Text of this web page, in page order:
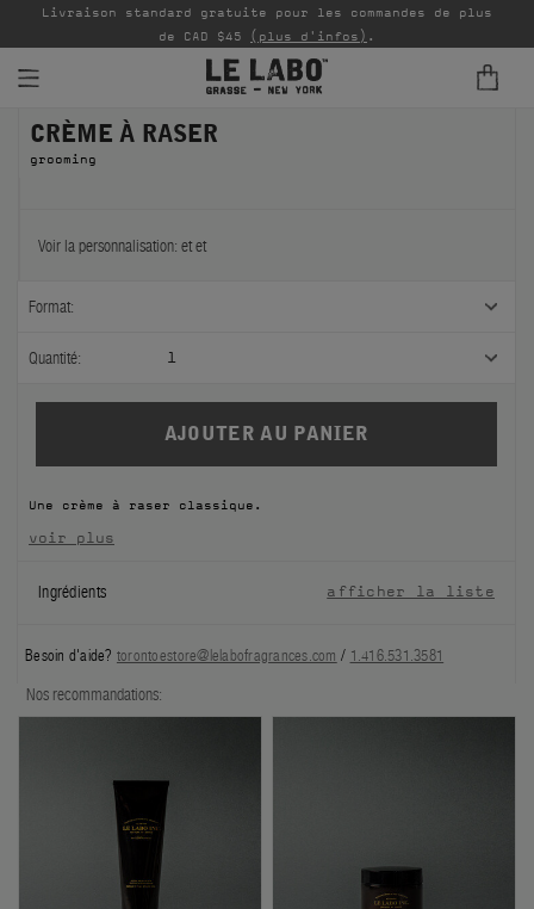
PARFUMS
INTÉRIEUR
BODY — HAIR — FACE
GROOMING
ODDITIES
ÉCHANTILLONS
Panier(0)
Livraison standard gratuite pour les commandes de plus
de CAD $45 (plus d'infos) .
CRÈME À RASER
grooming
Voir la personnalisation: etet
Format:
Quantité: 1
Une crème à raser classique.
voir plus
Ingrédients afficher la liste
Besoin d'aide? torontoestore@lelabofragrances.com / 1.416.531.3581
Nos recommandations: